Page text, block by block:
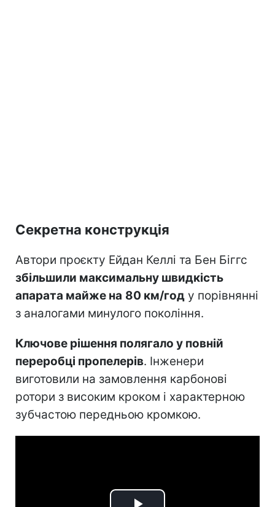
Секретна конструкція
Автори проєкту Ейдан Келлі та Бен Біггс
збільшили максимальну швидкість
апарата майже на 80 км/год у порівнянні
з аналогами минулого покоління.
Ключове рішення полягало у повній
переробці пропелерів. Інженери
виготовили на замовлення карбонові
ротори з високим кроком і характерною
зубчастою передньою кромкою.